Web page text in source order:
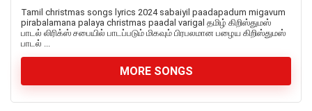
Tamil christmas songs lyrics 2024 sabaiyil paadapadum migavum
pirabalamana palaya christmas paadal varigal தமிழ் கிறிஸ்துமஸ்
பாடல் லிரிக்ஸ் சபையில் பாடப்படும் மிகவும் பிரபலமான பழைய கிறிஸ்துமஸ்
பாடல் ...
MORE SONGS